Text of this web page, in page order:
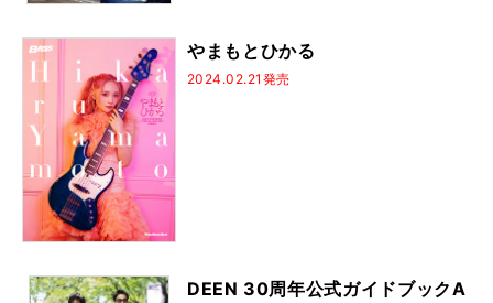
やまもとひかる
2024.02.21発売
DEEN 30周年公式ガイドブックA